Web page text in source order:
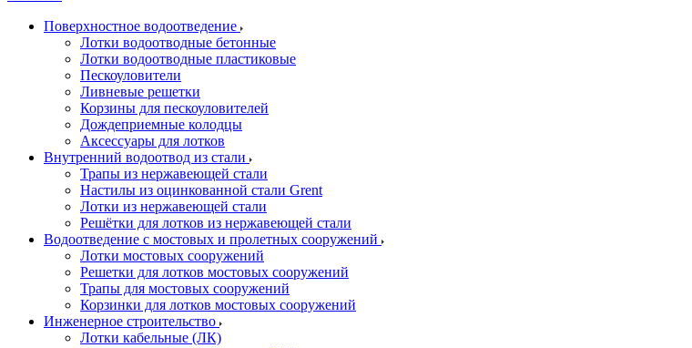
Поверхностное водоотведение
Лотки водоотводные бетонные
Лотки водоотводные пластиковые
Пескоуловители
Ливневые решетки
Корзины для пескоуловителей
Дождеприемные колодцы
Аксессуары для лотков
Внутренний водоотвод из стали
Трапы из нержавеющей стали
Настилы из оцинкованной стали Grent
Лотки из нержавеющей стали
Решётки для лотков из нержавеющей стали
Водоотведение с мостовых и пролетных сооружений
Лотки мостовых сооружений
Решетки для лотков мостовых сооружений
Трапы для мостовых сооружений
Корзинки для лотков мостовых сооружений
Инженерное строительство
Лотки кабельные (ЛК)